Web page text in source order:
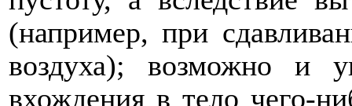
(например, при
воздуха); возможно и
вхождения в тело чего-